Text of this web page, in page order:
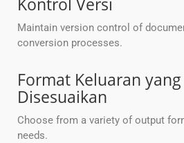
Maintain version control of
conversion processes.
Format Keluaran
Disesuaikan
Choose from a variety of output
needs.